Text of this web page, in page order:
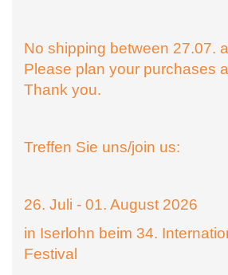
No shipping between 27.07.
Please plan your purchases
Thank you.
Treffen Sie uns/join us:
26. Juli - 01. August 2026
in Iserlohn beim 34.
Festival